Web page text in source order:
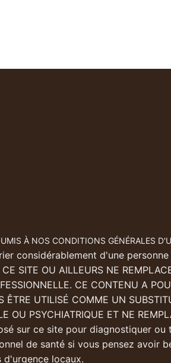
À NOS CONDITIONS GÉNÉRALES
considérablement d'une
SITE OU AILLEURS NE
CE CONTENU A
UTILISÉ COMME UN
OU PSYCHIATRIQUE ET NE
sur ce site pour diagnostiquer
de santé si vous pensez avoir
d'urgence locaux.